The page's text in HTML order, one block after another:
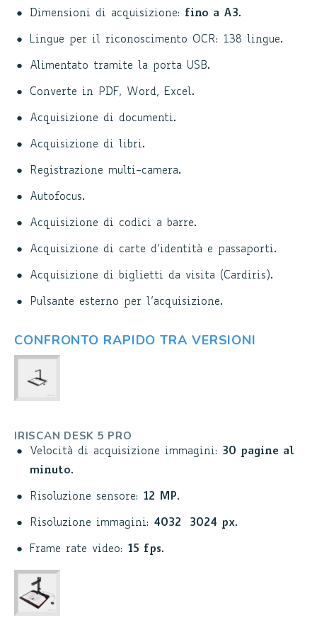
Dimensioni di acquisizione: fino a A3.
Lingue per il riconoscimento OCR: 138 lingue.
Alimentato tramite la porta USB.
Converte in PDF, Word, Excel.
Acquisizione di documenti.
Acquisizione di libri.
Registrazione multi-camera.
Autofocus.
Acquisizione di codici a barre.
Acquisizione di carte d’identità e passaporti.
Acquisizione di biglietti da visita (Cardiris).
Pulsante esterno per l’acquisizione.
CONFRONTO RAPIDO TRA VERSIONI
IRISCAN DESK 5 PRO
Velocità di acquisizione immagini: 30 pagine al
minuto.
Risoluzione sensore: 12 MP.
Risoluzione immagini: 4032×3024 px.
Frame rate video: 15 fps.